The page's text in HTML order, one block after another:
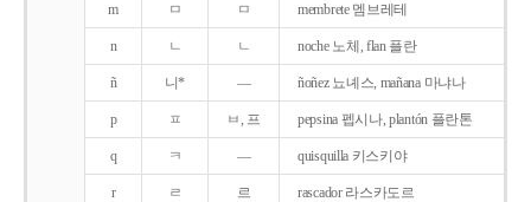
m ㅁ ㅁ membrete 멤브레테
n ㄴ ㄴ noche 노체, flan 플란
ñ 니* ― ñoñez 뇨녜스, mañana 마냐나
p ㅍ ㅂ, 프 pepsina 펩시나, plantón 플란톤
q ㅋ ― quisquilla 키스키야
r ㄹ 르 rascador 라스카도르